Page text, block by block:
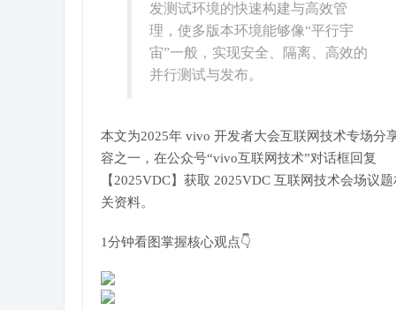
发测试环境的快速构建与高效管
理，使多版本环境能够像“平行宇
宙”一般，实现安全、隔离、高效的
并行测试与发布。
本文为2025年 vivo 开发者大会互联网技术专场分
容之一，在公众号“vivo互联网技术”对话框回复
【2025VDC】获取 2025VDC 互联网技术会场议题
关资料。
1分钟看图掌握核心观点👇